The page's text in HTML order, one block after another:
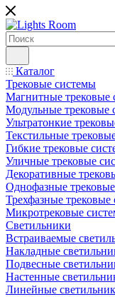
Каталог
Трековые системы
Магнитные трековые
Модульные трековые
Ультратонкие
Текстильные
Гибкие трековые
Уличные трековые
Декоративные
Однофазные
Трехфазные
Микротрековые
Светильники
Встраиваемые
Накладные
Подвесные
Настенные
Линейные